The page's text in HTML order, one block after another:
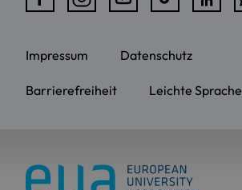
Impressum Datenschutz
Barrierefreiheit Leichte Sprache